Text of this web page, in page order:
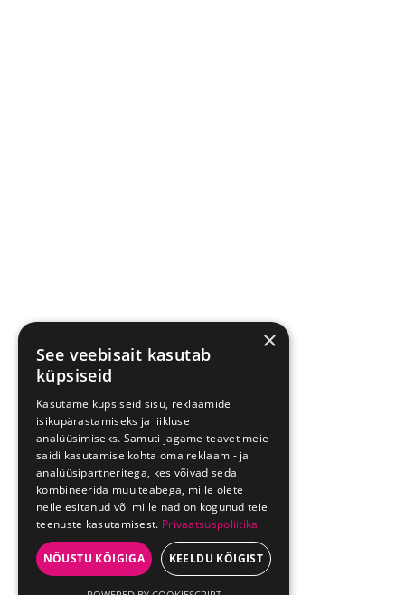
×
See veebisait kasutab
küpsiseid
Kasutame küpsiseid sisu, reklaamide
isikupärastamiseks ja liikluse
analüüsimiseks. Samuti jagame teavet meie
saidi kasutamise kohta oma reklaami- ja
analüüsipartneritega, kes võivad seda
kombineerida muu teabega, mille olete
neile esitanud või mille nad on kogunud teie
teenuste kasutamisest. Privaatsuspoliitika
NÕUSTU KÕIGIGA KEELDU KÕIGIST